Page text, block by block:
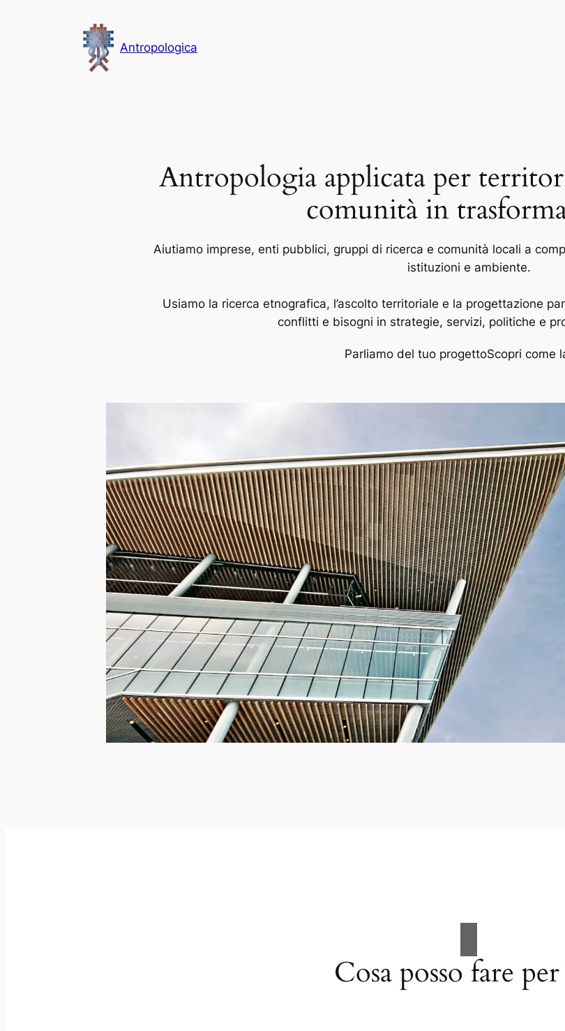
Antropologica
Antropologia applicata per
comunità in
Aiutiamo imprese, enti pubblici, gruppi di ricerca e comunità locali a
istituzioni e ambiente.
Usiamo la ricerca etnografica, l’ascolto territoriale e la progettazione
conflitti e bisogni in strategie, servizi, politiche e
Parliamo del tuo progettoScopri come
Cosa posso fare